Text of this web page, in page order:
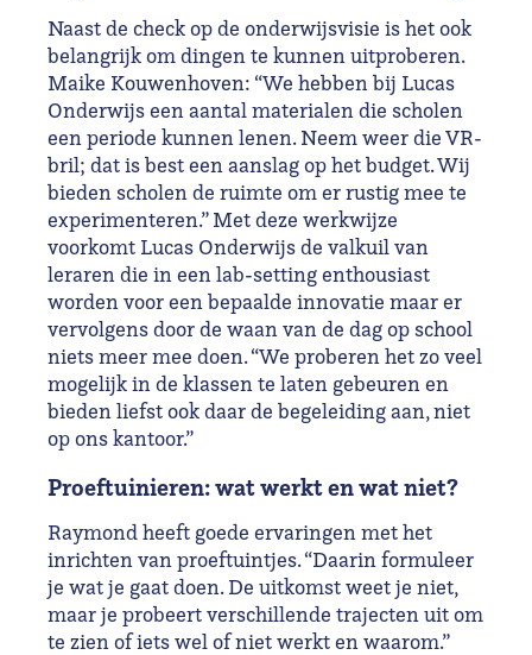
Naast de check op de onderwijsvisie is het ook
belangrijk om dingen te kunnen uitproberen.
Maike Kouwenhoven: “We hebben bij Lucas
Onderwijs een aantal materialen die scholen
een periode kunnen lenen. Neem weer die VR-
bril; dat is best een aanslag op het budget. Wij
bieden scholen de ruimte om er rustig mee te
experimenteren.” Met deze werkwijze
voorkomt Lucas Onderwijs de valkuil van
leraren die in een lab-setting enthousiast
worden voor een bepaalde innovatie maar er
vervolgens door de waan van de dag op school
niets meer mee doen. “We proberen het zo veel
mogelijk in de klassen te laten gebeuren en
bieden liefst ook daar de begeleiding aan, niet
op ons kantoor.”
Proeftuinieren: wat werkt en wat niet?
Raymond heeft goede ervaringen met het
inrichten van proeftuintjes. “Daarin formuleer
je wat je gaat doen. De uitkomst weet je niet,
maar je probeert verschillende trajecten uit om
te zien of iets wel of niet werkt en waarom.”